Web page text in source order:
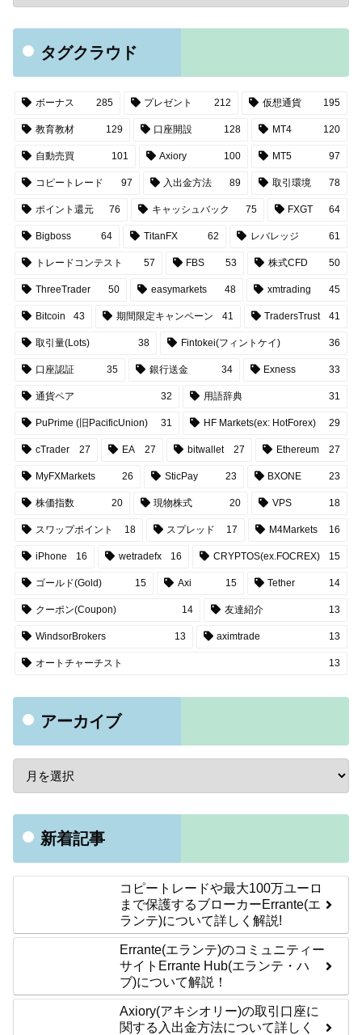
タグクラウド
ボーナス 285 プレゼント 212 仮想通貨 195
教育教材 129 口座開設 128 MT4 120
自動売買 101 Axiory 100 MT5 97
コピートレード 97 入出金方法 89 取引環境 78
ポイント還元 76 キャッシュバック 75 FXGT 64
Bigboss 64 TitanFX 62 レバレッジ 61
トレードコンテスト 57 FBS 53 株式CFD 50
ThreeTrader 50 easymarkets 48 xmtrading 45
Bitcoin 43 期間限定キャンペーン 41 TradersTrust 41
取引量(Lots) 38 Fintokei(フィントケイ) 36
口座認証 35 銀行送金 34 Exness 33
通貨ペア 32 用語辞典 31
PuPrime (旧PacificUnion) 31 HF Markets(ex: HotForex) 29
cTrader 27 EA 27 bitwallet 27 Ethereum 27
MyFXMarkets 26 SticPay 23 BXONE 23
株価指数 20 現物株式 20 VPS 18
スワップポイント 18 スプレッド 17 M4Markets 16
iPhone 16 wetradefx 16 CRYPTOS(ex.FOCREX) 15
ゴールド(Gold) 15 Axi 15 Tether 14
クーポン(Coupon) 14 友達紹介 13
WindsorBrokers 13 aximtrade 13
オートチャーチスト 13
アーカイブ
新着記事
コピートレードや最大100万ユーロ
まで保護するブローカーErrante(エ
ランテ)について詳しく解説!
Errante(エランテ)のコミュニティー
サイトErrante Hub(エランテ・ハ
ブ)について解説！
Axiory(アキシオリー)の取引口座に
関する入出金方法について詳しく